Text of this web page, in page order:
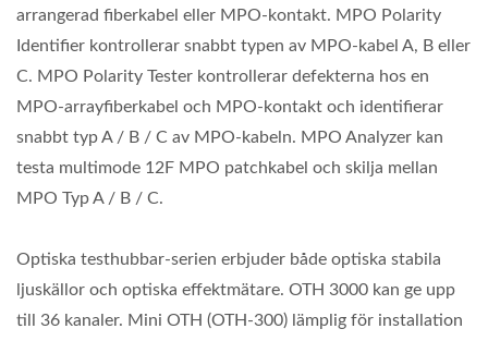
arrangerad fiberkabel eller MPO-kontakt. MPO Polarity
Identifier kontrollerar snabbt typen av MPO-kabel A, B eller
C. MPO Polarity Tester kontrollerar defekterna hos en
MPO-arrayfiberkabel och MPO-kontakt och identifierar
snabbt typ A / B / C av MPO-kabeln. MPO Analyzer kan
testa multimode 12F MPO patchkabel och skilja mellan
MPO Typ A / B / C.
Optiska testhubbar-serien erbjuder både optiska stabila
ljuskällor och optiska effektmätare. OTH 3000 kan ge upp
till 36 kanaler. Mini OTH (OTH-300) lämplig för installation